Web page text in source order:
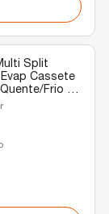
Split
Cassete
Frio R-